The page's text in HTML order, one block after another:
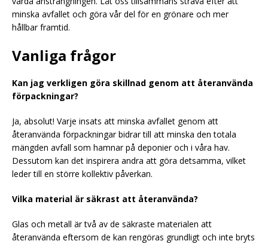
minska avfallet och göra vår del för en grönare och mer
hållbar framtid.
Vanliga frågor
Kan jag verkligen göra skillnad genom att återanvända
förpackningar?
Ja, absolut! Varje insats att minska avfallet genom att
återanvända förpackningar bidrar till att minska den totala
mängden avfall som hamnar på deponier och i våra hav.
Dessutom kan det inspirera andra att göra detsamma, vilket
leder till en större kollektiv påverkan.
Vilka material är säkrast att återanvända?
Glas och metall är två av de säkraste materialen att
återanvända eftersom de kan rengöras grundligt och inte bryts